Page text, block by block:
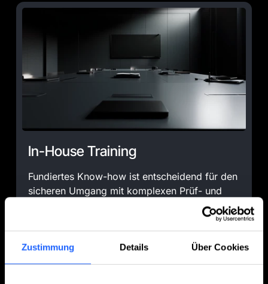
Zustimmung Details Über Cookies
Arbeitsumgebung.
In-House Training
Fundiertes Know-how ist entscheidend für den
sicheren Umgang mit komplexen Prüf- und
Messsystemen. In unseren In-House Trainings
vermitteln wir dieses Wissen direkt bei AIP –
praxisnah und nah an der Technik. Kleine
Gruppen, realistische Szenarien und der
Austausch mit unseren Experten sorgen für ein